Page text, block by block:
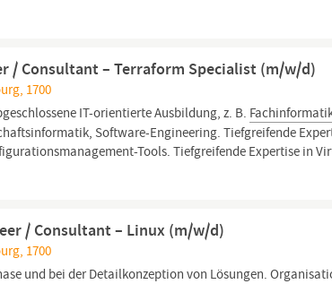
/ Consultant – Terraform Specialist (m/w/d)
1700
IT-orientierte Ausbildung, z. B.
Software-Engineering. Tiefgreifende
Tools. Tiefgreifende Expertise in
/ Consultant – Linux (m/w/d)
1700
und bei der Detailkonzeption von Lösungen.